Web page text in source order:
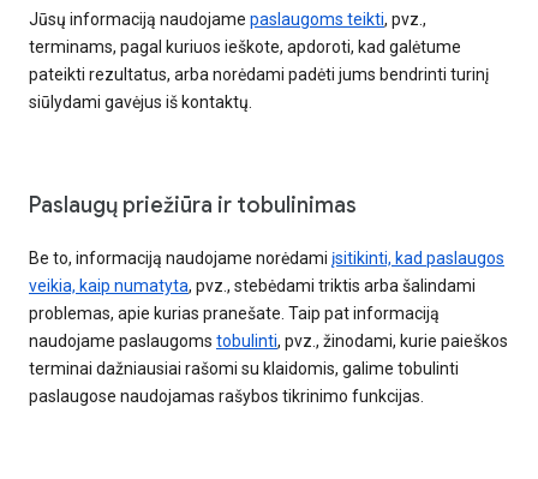
Jūsų informaciją naudojame paslaugoms teikti, pvz.,
terminams, pagal kuriuos ieškote, apdoroti, kad galėtume
pateikti rezultatus, arba norėdami padėti jums bendrinti turinį
siūlydami gavėjus iš kontaktų.
Paslaugų priežiūra ir tobulinimas
Be to, informaciją naudojame norėdami įsitikinti, kad paslaugos
veikia, kaip numatyta, pvz., stebėdami triktis arba šalindami
problemas, apie kurias pranešate. Taip pat informaciją
naudojame paslaugoms tobulinti, pvz., žinodami, kurie paieškos
terminai dažniausiai rašomi su klaidomis, galime tobulinti
paslaugose naudojamas rašybos tikrinimo funkcijas.